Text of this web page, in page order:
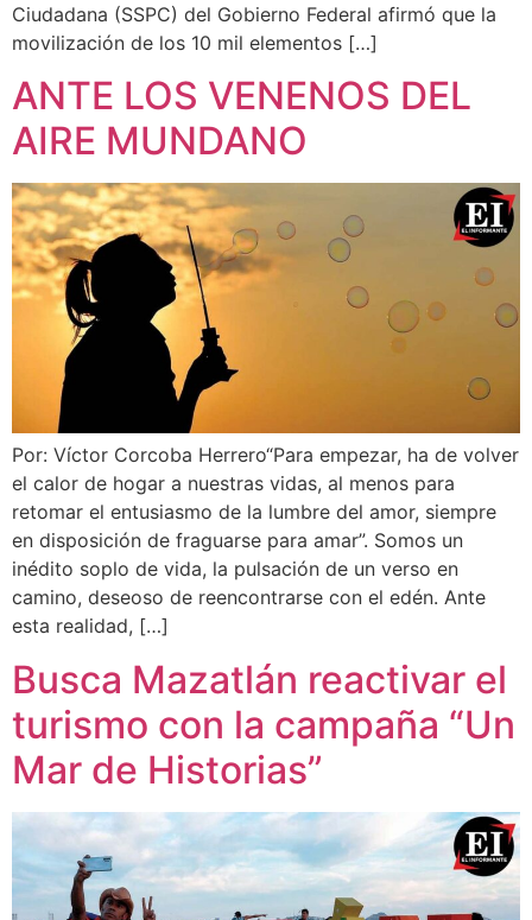
Ciudadana (SSPC) del Gobierno Federal afirmó que la
movilización de los 10 mil elementos […]
ANTE LOS VENENOS DEL
AIRE MUNDANO
Por: Víctor Corcoba Herrero“Para empezar, ha de volver
el calor de hogar a nuestras vidas, al menos para
retomar el entusiasmo de la lumbre del amor, siempre
en disposición de fraguarse para amar”. Somos un
inédito soplo de vida, la pulsación de un verso en
camino, deseoso de reencontrarse con el edén. Ante
esta realidad, […]
Busca Mazatlán reactivar el
turismo con la campaña “Un
Mar de Historias”